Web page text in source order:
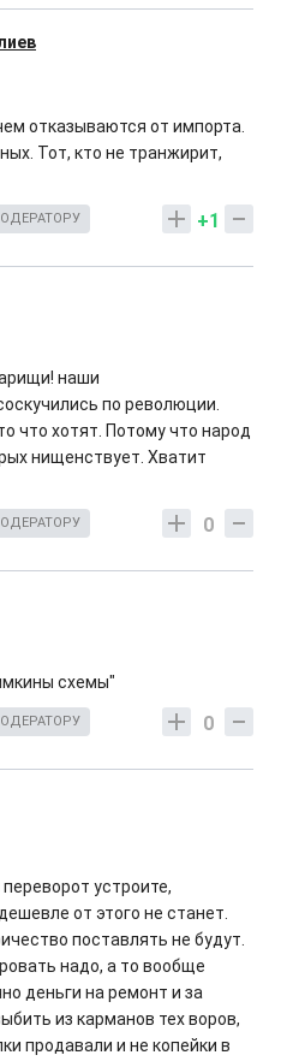
отказываются от импорта.
Тот, кто не транжирит,
+1
наши
по революции.
что хотят. Потому что народ
нищенствует. Хватит
0
схемы"
0
устроите,
от этого не станет.
поставлять не будут.
надо, а то вообще
деньги на ремонт и за
из карманов тех воров,
продавали и не копейки в